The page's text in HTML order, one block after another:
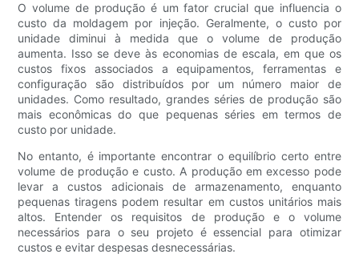
O volume de produção é um fator crucial que influencia o
custo da moldagem por injeção. Geralmente, o custo por
unidade diminui à medida que o volume de produção
aumenta. Isso se deve às economias de escala, em que os
custos fixos associados a equipamentos, ferramentas e
configuração são distribuídos por um número maior de
unidades. Como resultado, grandes séries de produção são
mais econômicas do que pequenas séries em termos de
custo por unidade.
No entanto, é importante encontrar o equilíbrio certo entre
volume de produção e custo. A produção em excesso pode
levar a custos adicionais de armazenamento, enquanto
pequenas tiragens podem resultar em custos unitários mais
altos. Entender os requisitos de produção e o volume
necessários para o seu projeto é essencial para otimizar
custos e evitar despesas desnecessárias.